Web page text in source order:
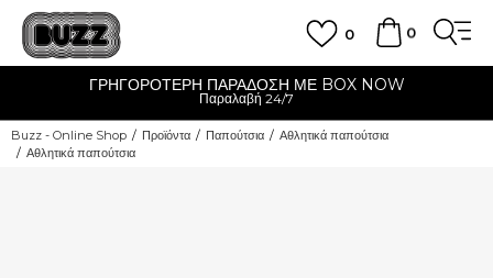
0
0
ΓΡΗΓΟΡΟΤΕΡΗ ΠΑΡΑΔΟΣΗ ΜΕ BOX NOW
Παραλαβή 24/7
Buzz - Online Shop Προϊόντα Παπούτσια
Αθλητικά παπούτσια
Αθλητικά παπούτσια